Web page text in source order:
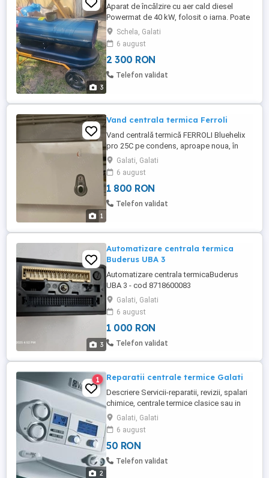
3
Aparat de încălzire cu aer cald diesel
Powermat de 40 kW, folosit o iarna. Poate
fi utilizat pentru diverse aplicații, cum ar fi
încălzirea spațiilor, uscarea materialelor,
topirea zăpezii, etc. Dispune de roți pentru
a fi ușor de deplasat. Are termostat pentru
a menține temperatura.
Schela, Galati
6 august
2 300 RON
Telefon validat
1
Vand centrala termica Ferroli
Vand centrală termică FERROLI Bluehelix
pro 25C pe condens, aproape noua, în
stare de funcționare. Poate fi utilizată
pentru încălzirea locuinței sau a altor
spații. Dispune de funcții de control și
reglare a temperaturii. Poate fi o soluție
eficientă și economică pentru nevoile
Galati, Galati
6 august
1 800 RON
Telefon validat
3
Automatizare centrala termica
Buderus UBA 3
Automatizare centrala termicaBuderus
UBA 3 - cod 8718600083
Galati, Galati
6 august
1 000 RON
Telefon validat
2
1 Reparatii centrale termice Galati
Descriere Servicii-reparatii, revizii, spalari
chimice, centrale termice clasice sau in
condensatie, reparatii placi electronice,
reglari consum si crestere eficienta,
montaj termostate, reparatii centrale
electrice. Disponibilitate si pentru Braila,
Galati,Ianca, Faurei Serviciile sunt valabile
Galati, Galati
6 august
50 RON
Telefon validat